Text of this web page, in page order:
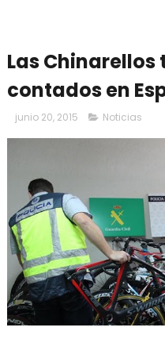
Las Chinarellos
contados en
junio 20, 2015 Noticias